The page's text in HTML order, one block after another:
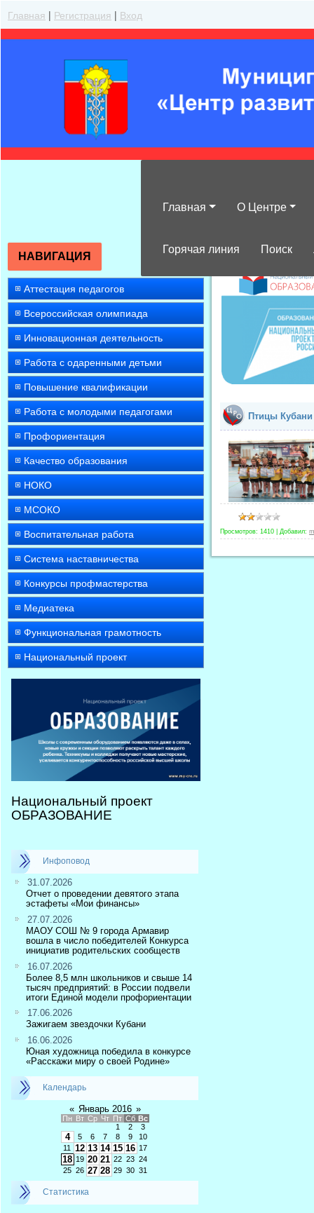
Главная | Регистрация | Вход
Главная О Центре
Горячая линия Поиск
НАВИГАЦИЯ
Аттестация педагогов
Всероссийская олимпиада
Инновационная деятельность
Работа с одаренными детьми
Повышение квалификации
Работа с молодыми педагогами
Профориентация
Качество образования
НОКО
МСОКО
Воспитательная работа
Система наставничества
Конкурсы профмастерства
Медиатека
Функциональная грамотность
Национальный проект
Национальный проект
ОБРАЗОВАНИЕ
Инфоповод
31.07.2026
Отчет о проведении девятого этапа
эстафеты «Мои финансы»
27.07.2026
МАОУ СОШ № 9 города Армавир
вошла в число победителей Конкурса
инициатив родительских сообществ
16.07.2026
Более 8,5 млн школьников и свыше 14
тысяч предприятий: в России подвели
итоги Единой модели профориентации
17.06.2026
Зажигаем звездочки Кубани
16.06.2026
Юная художница победила в конкурсе
«Расскажи миру о своей Родине»
Календарь
« Январь 2016 »
Пн Вт Ср Чт Пт Сб Вс
1
2 3
4 5 6 7 8 9
10
11
12 13 14 15 16 17
18 19 20 21 22 23 24
25 26 27 28 29 30 31
Статистика
Птицы Кубани
Просмотров: 1410 Добавил: